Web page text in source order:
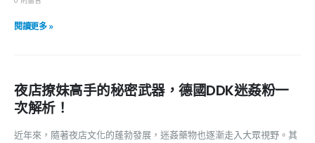
閱讀更多 »
夜店撩妹高手的秘密武器，德國DDK迷姦粉一
次解析！
近年來，隨著夜店文化的蓬勃發展，迷姦藥物也逐漸走入大眾視野。其